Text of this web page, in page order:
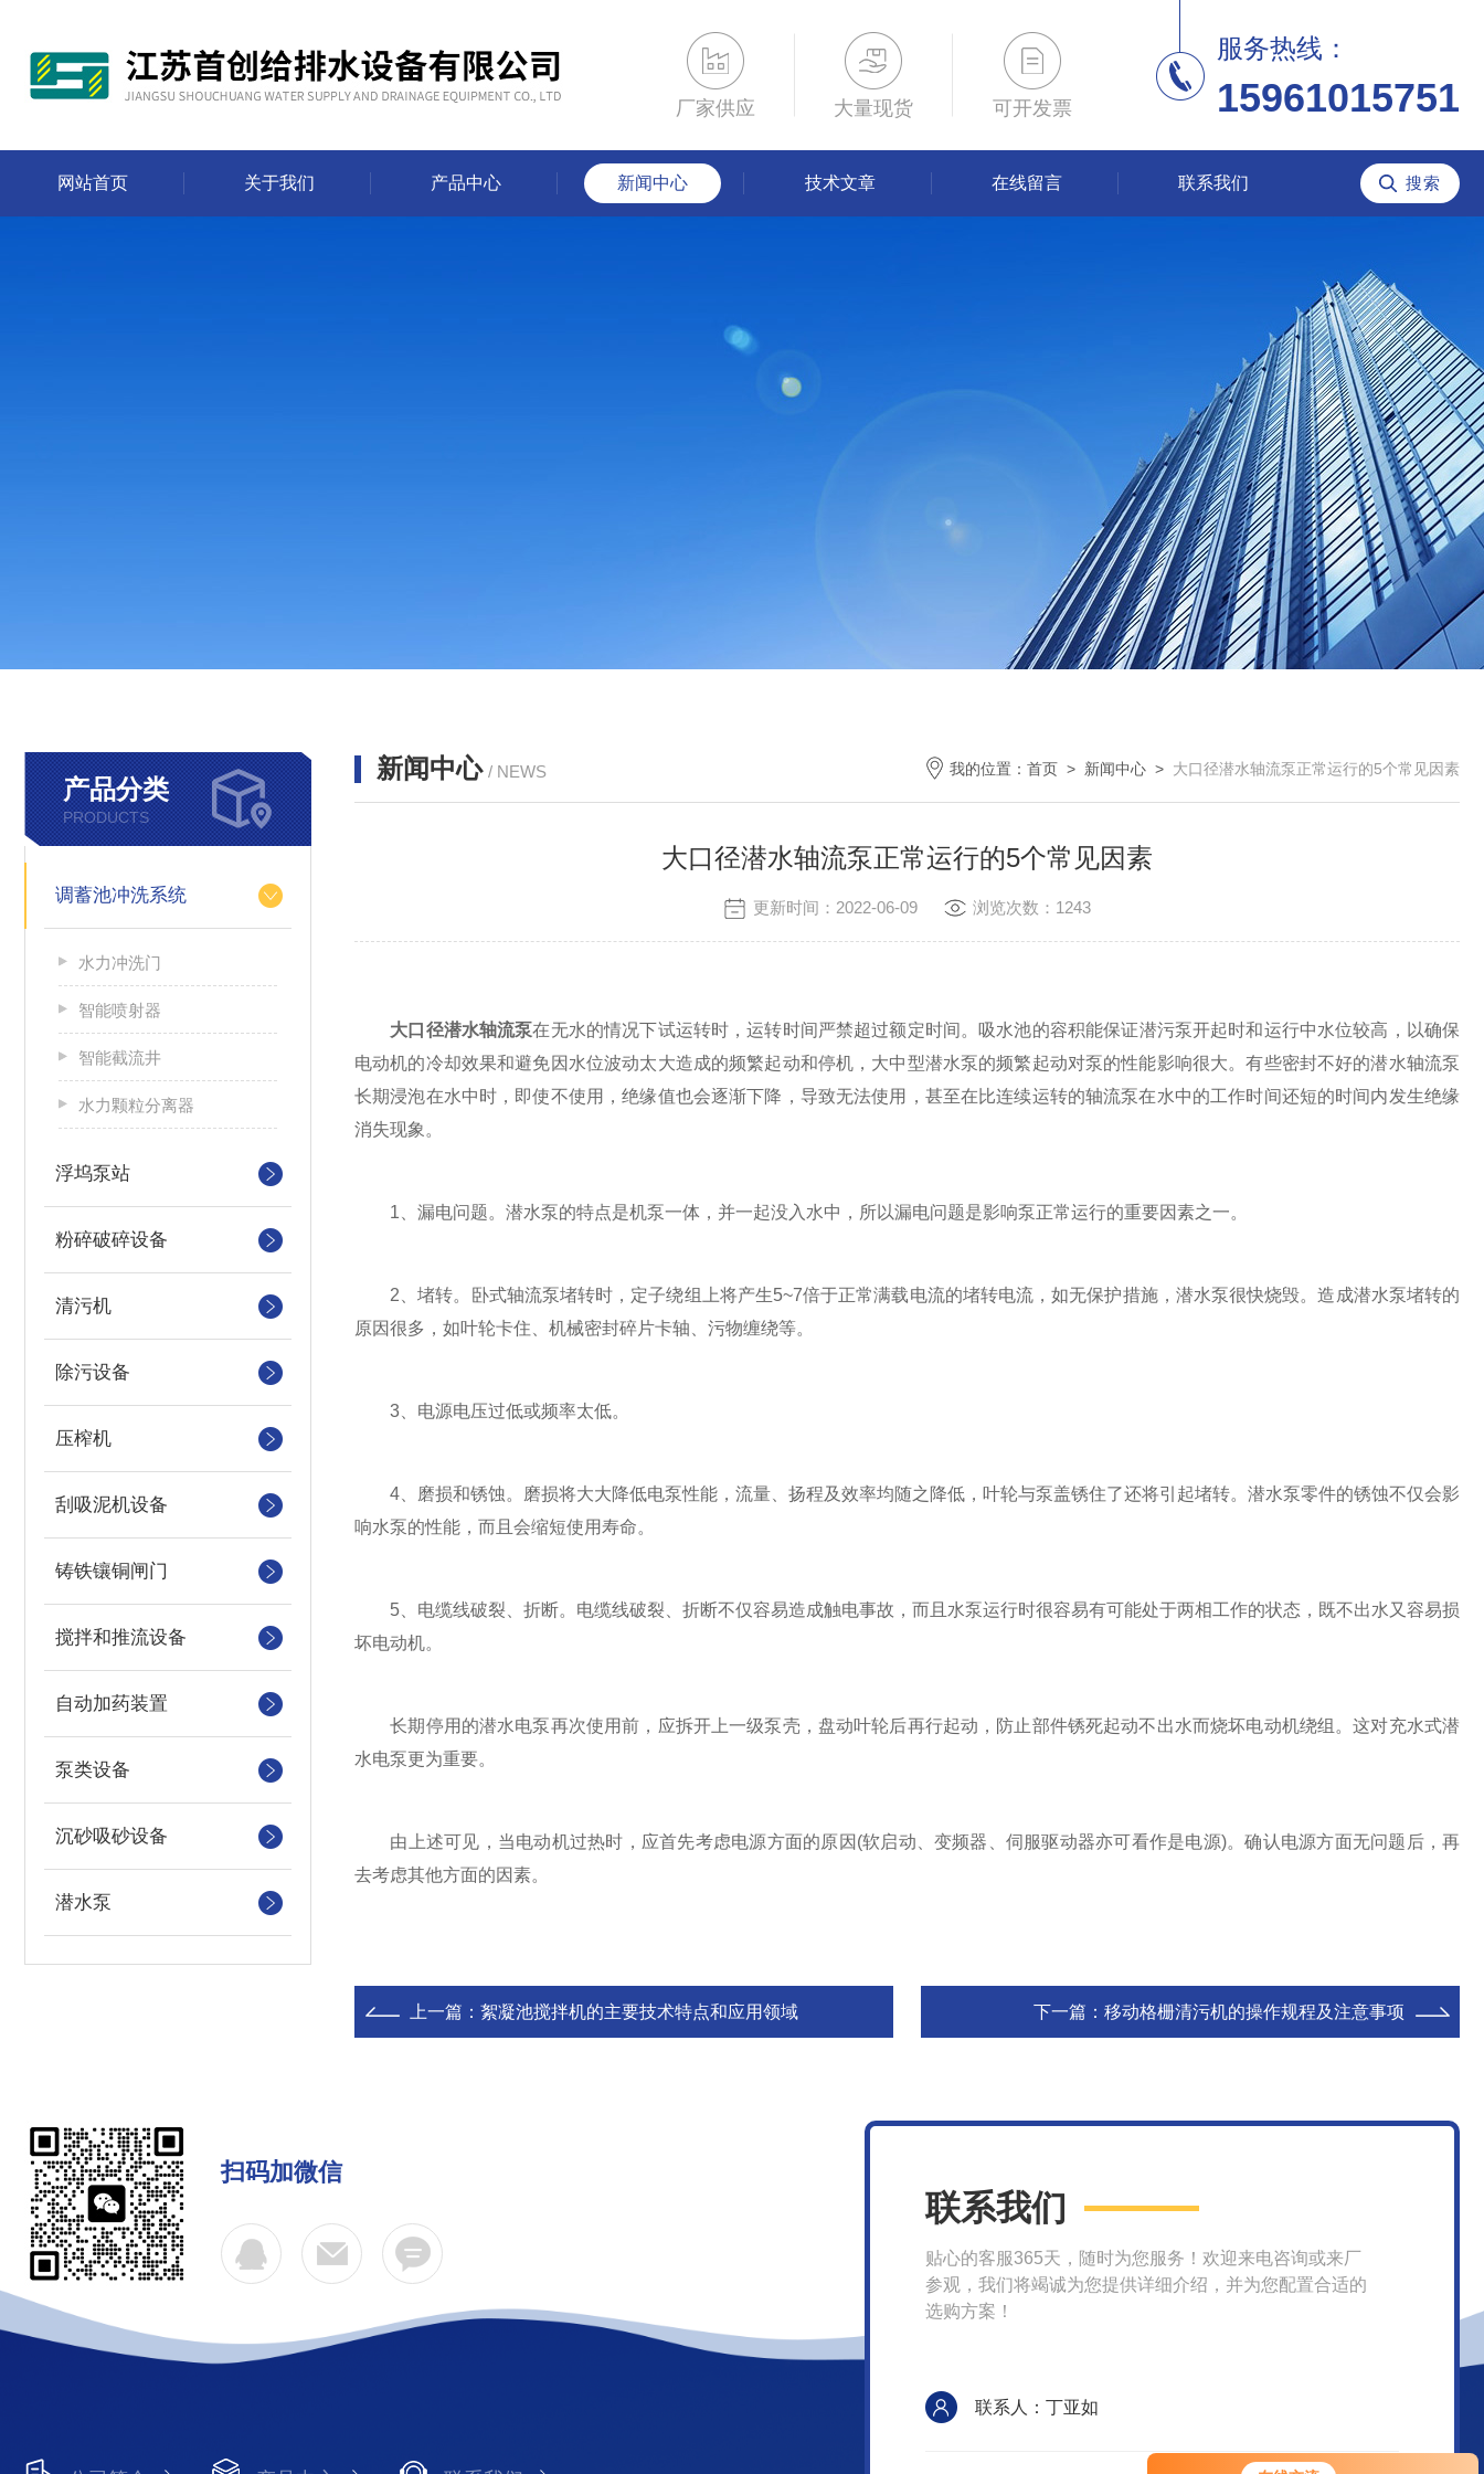
厂家供应 大量现货 可开发票
服务热线：
15961015751
网站首页 关于我们 产品中心 新闻中心 技术文章 在线留言 联系我们
产品分类
PRODUCTS
调蓄池冲洗系统
水力冲洗门
智能喷射器
智能截流井
水力颗粒分离器
浮坞泵站
粉碎破碎设备
清污机
除污设备
压榨机
刮吸泥机设备
铸铁镶铜闸门
搅拌和推流设备
自动加药装置
泵类设备
沉砂吸砂设备
潜水泵
新闻中心 / NEWS 我的位置： 首页 > 新闻中心 > 大口径潜水轴流泵正常运行的5个常见因素
大口径潜水轴流泵正常运行的5个常见因素
更新时间：2022-06-09 浏览次数：1243
大口径潜水轴流泵在无水的情况下试运转时，运转时间严禁超过额定时间。吸水池的容积能保证潜污泵开起时和运行中水位较高，以确保
电动机的冷却效果和避免因水位波动太大造成的频繁起动和停机，大中型潜水泵的频繁起动对泵的性能影响很大。有些密封不好的潜水轴流泵
长期浸泡在水中时，即使不使用，绝缘值也会逐渐下降，导致无法使用，甚至在比连续运转的轴流泵在水中的工作时间还短的时间内发生绝缘
消失现象。
1、漏电问题。潜水泵的特点是机泵一体，并一起没入水中，所以漏电问题是影响泵正常运行的重要因素之一。
2、堵转。卧式轴流泵堵转时，定子绕组上将产生5~7倍于正常满载电流的堵转电流，如无保护措施，潜水泵很快烧毁。造成潜水泵堵转的
原因很多，如叶轮卡住、机械密封碎片卡轴、污物缠绕等。
3、电源电压过低或频率太低。
4、磨损和锈蚀。磨损将大大降低电泵性能，流量、扬程及效率均随之降低，叶轮与泵盖锈住了还将引起堵转。潜水泵零件的锈蚀不仅会影
响水泵的性能，而且会缩短使用寿命。
5、电缆线破裂、折断。电缆线破裂、折断不仅容易造成触电事故，而且水泵运行时很容易有可能处于两相工作的状态，既不出水又容易损
坏电动机。
长期停用的潜水电泵再次使用前，应拆开上一级泵壳，盘动叶轮后再行起动，防止部件锈死起动不出水而烧坏电动机绕组。这对充水式潜
水电泵更为重要。
由上述可见，当电动机过热时，应首先考虑电源方面的原因(软启动、变频器、伺服驱动器亦可看作是电源)。确认电源方面无问题后，再
去考虑其他方面的因素。
上一篇： 絮凝池搅拌机的主要技术特点和应用领域 下一篇： 移动格栅清污机的操作规程及注意事项
扫码加微信
联系我们
贴心的客服365天，随时为您服务！欢迎来电咨询或来厂
参观，我们将竭诚为您提供详细介绍，并为您配置合适的
选购方案！
联系人：丁亚如